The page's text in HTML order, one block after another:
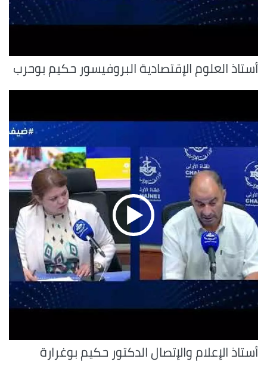
أستاذ العلوم الإقتصادية البروفيسور حكيم بوحرب
أستاذ الإعلام والإتصال الدكتور حكيم بوغرارة